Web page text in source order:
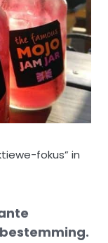
fokus” in